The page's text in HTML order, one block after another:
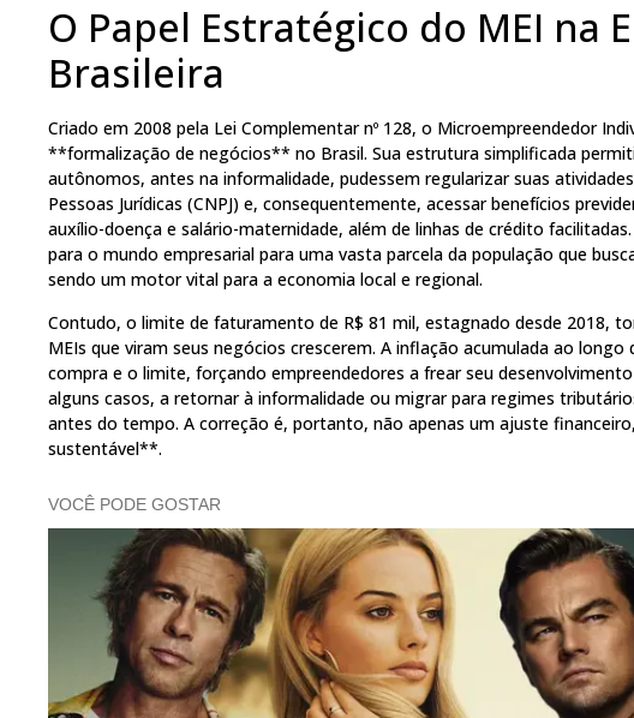
O Papel Estratégico do MEI na
Brasileira
Criado em 2008 pela Lei Complementar nº 128, o Microempreendedor
**formalização de negócios** no Brasil. Sua estrutura simplificada
autônomos, antes na informalidade, pudessem regularizar suas
Pessoas Jurídicas (CNPJ) e, consequentemente, acessar benefícios
auxílio-doença e salário-maternidade, além de linhas de crédito
para o mundo empresarial para uma vasta parcela da população que
sendo um motor vital para a economia local e regional.
Contudo, o limite de faturamento de R$ 81 mil, estagnado desde 2018,
MEIs que viram seus negócios crescerem. A inflação acumulada ao
compra e o limite, forçando empreendedores a frear seu
alguns casos, a retornar à informalidade ou migrar para regimes
antes do tempo. A correção é, portanto, não apenas um ajuste
sustentável**.